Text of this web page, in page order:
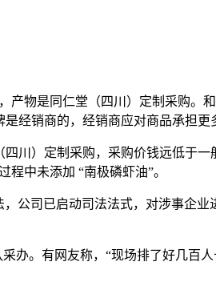
物是同仁堂（四川）定制采购。
经销商的，经销商应对商品承担更
）定制采购，采购价钱远低于一
中未添加 “南极磷虾油”。
公司已启动司法法式，对涉事企业
。有网友称，“现场排了好几百